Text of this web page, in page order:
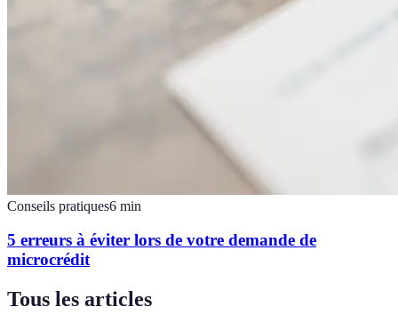
Conseils pratiques6 min
5 erreurs à éviter lors de votre demande de
microcrédit
Tous les articles